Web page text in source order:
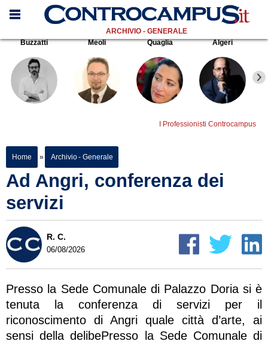
ARCHIVIO - GENERALE
Buzzatti
Meoli Quaglia Algeri
I Professionisti Controcampus
Home » Archivio - Generale
Ad Angri, conferenza dei
servizi
R. C.
06/08/2026
Presso la Sede Comunale di Palazzo Doria si è
tenuta la conferenza di servizi per il
riconoscimento di Angri quale città d’arte, ai
sensi della delibePresso la Sede Comunale di